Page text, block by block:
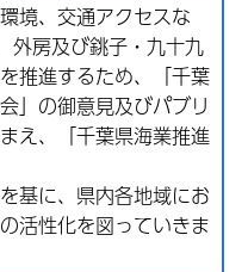
境、交通アクセスな
外房及び銚子・九十九
推進するため、「千葉
」の御意見及びパブリ
え、「千葉県海業推進
基に、県内各地域にお
活性化を図っていきま